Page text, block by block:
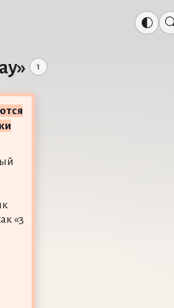
1
«3